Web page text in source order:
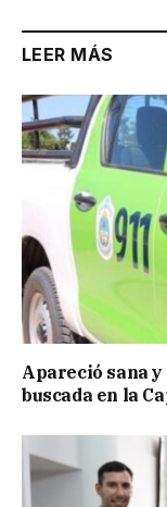
LEER MÁS
Apareció sana y
buscada en la